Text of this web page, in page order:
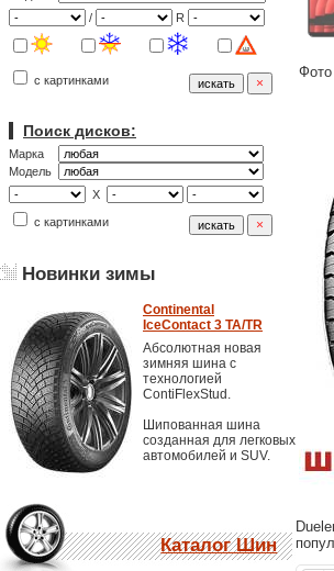
/
R
с картинками
Поиск дисков:
Марка
Модель
X
с картинками
Новинки зимы
Continental
IceContact 3 TA/TR
Абсолютная новая
зимняя шина с
технологией
ContiFlexStud.
Шипованная шина
созданная для легковых
автомобилей и SUV.
Каталог Шин
Фото